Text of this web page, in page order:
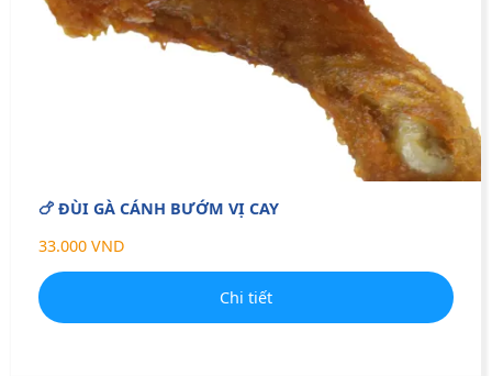
🍗 ĐÙI GÀ CÁNH BƯỚM VỊ CAY
33.000 VND
Chi tiết